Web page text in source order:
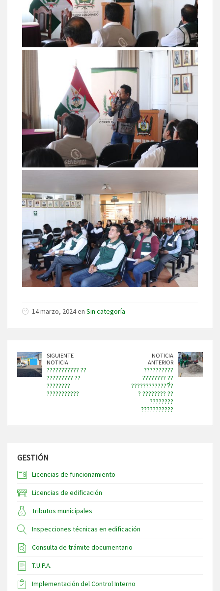
14 marzo, 2024 en Sin categoría
SIGUIENTE
NOTICIA
??????????? ??
????????? ??
????????
???????????
NOTICIA
ANTERIOR
??????????
???????? ??
?????????????́?
? ???????? ??
????????
???????????
GESTIÓN
Licencias de funcionamiento
Licencias de edificación
Tributos municipales
Inspecciones técnicas en edificación
Consulta de trámite documentario
T.U.P.A.
Implementación del Control Interno